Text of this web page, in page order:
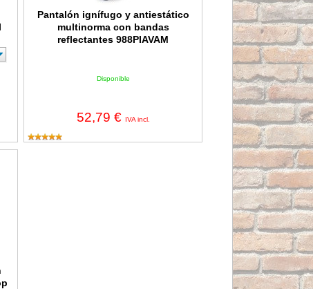
Pantalón ignífugo y antiestático
multinorma con bandas
reflectantes 988PIAVAM
Disponible
52,79 € IVA incl.
reflectantes 488-PCR Top